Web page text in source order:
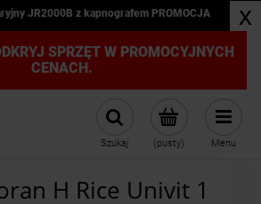
JR2000B z kapnografem PROMOCJA x
SPRZĘT W PROMOCYJNYCH
CENACH.
(pusty)
Szukaj Menu
H Rice Univit 1